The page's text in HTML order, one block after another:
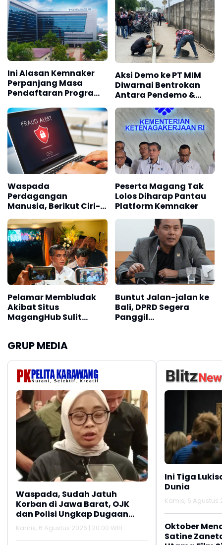
Ini Alasan Kemnaker
Perpanjang Masa
Pendaftaran Program
Aksi Demo ke PT MIM
Diwarnai Bentrokan
Antara Pendemo &
Waspada
Perdagangan
Manusia, Berikut Ciri-
Ciri Lowongan Kerja
Palsu
Peserta Magang Tak
Lolos Diharap Pantau
Platform Kemnaker
Pelamar Membludak
Akibat Situs
MagangHub Sulit
Buntut Jalan-jalan ke
Bali, DPRD Segera
Panggil
GRUP MEDIA
Waspada, Sudah Jatuh
Korban di Jawa Barat, OJK
dan Polisi Ungkap Dugaan
Penipuan Modus Titip Limit
Paylater
Kamis, 6 Agustus 2026 | 20:00 WIB
Ini Tiga
Dunia
Kamis, 6 Agustus
Oktober
Satine